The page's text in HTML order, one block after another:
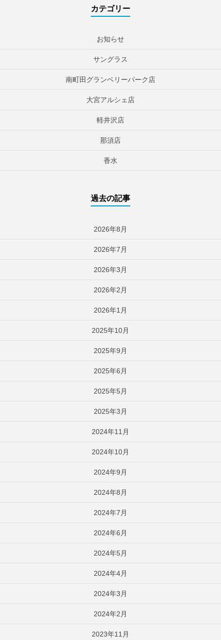
カテゴリー
お知らせ
サングラス
南町田グランベリーパーク店
大宮アルシェ店
軽井沢店
那須店
香水
過去の記事
2026年8月
2026年7月
2026年3月
2026年2月
2026年1月
2025年10月
2025年9月
2025年6月
2025年5月
2025年3月
2024年11月
2024年10月
2024年9月
2024年8月
2024年7月
2024年6月
2024年5月
2024年4月
2024年3月
2024年2月
2023年11月